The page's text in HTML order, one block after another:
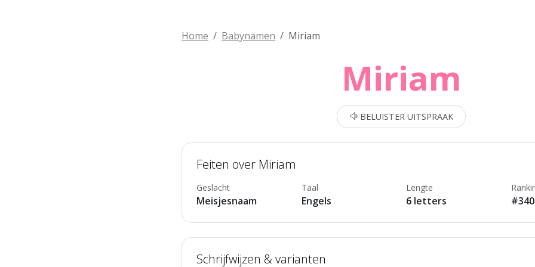
Home Babynamen Miriam
Miriam
BELUISTER UITSPRAAK
Feiten over Miriam
Geslacht
Meisjesnaam
Taal
Engels
Lengte
6 letters
Schrijfwijzen & varianten